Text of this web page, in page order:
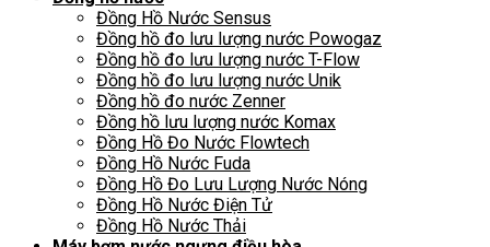
Đồng Hồ Nước Sensus
Đồng hồ đo lưu lượng nước Powogaz
Đồng hồ đo lưu lượng nước T-Flow
Đồng hồ đo lưu lượng nước Unik
Đồng hồ đo nước Zenner
Đồng hồ lưu lượng nước Komax
Đồng Hồ Đo Nước Flowtech
Đồng Hồ Nước Fuda
Đồng Hồ Đo Lưu Lượng Nước Nóng
Đồng Hồ Nước Điện Tử
Đồng Hồ Nước Thải